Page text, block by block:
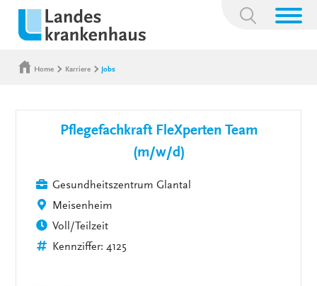
Suchbegriff:
Home Karriere Jobs
Pflegefachkraft FleXperten Team
(m/w/d)
Gesundheitszentrum Glantal
Meisenheim
Voll/Teilzeit
Kennziffer: 4125